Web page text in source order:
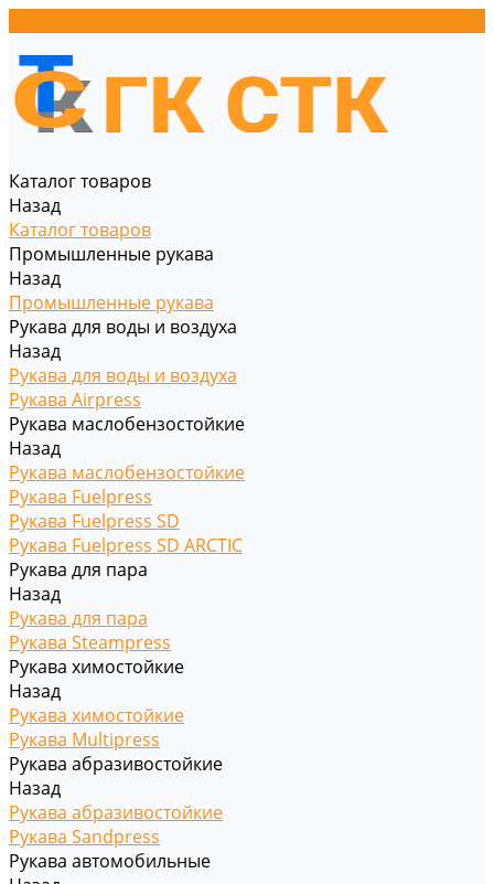
Каталог товаров
Назад
Каталог товаров
Промышленные рукава
Назад
Промышленные рукава
Рукава для воды и воздуха
Назад
Рукава для воды и воздуха
Рукава Airpress
Рукава маслобензостойкие
Назад
Рукава маслобензостойкие
Рукава Fuelpress
Рукава Fuelpress SD
Рукава Fuelpress SD ARCTIC
Рукава для пара
Назад
Рукава для пара
Рукава Steampress
Рукава химостойкие
Назад
Рукава химостойкие
Рукава Multipress
Рукава абразивостойкие
Назад
Рукава абразивостойкие
Рукава Sandpress
Рукава автомобильные